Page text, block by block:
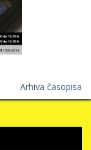
Arhiva časopisa